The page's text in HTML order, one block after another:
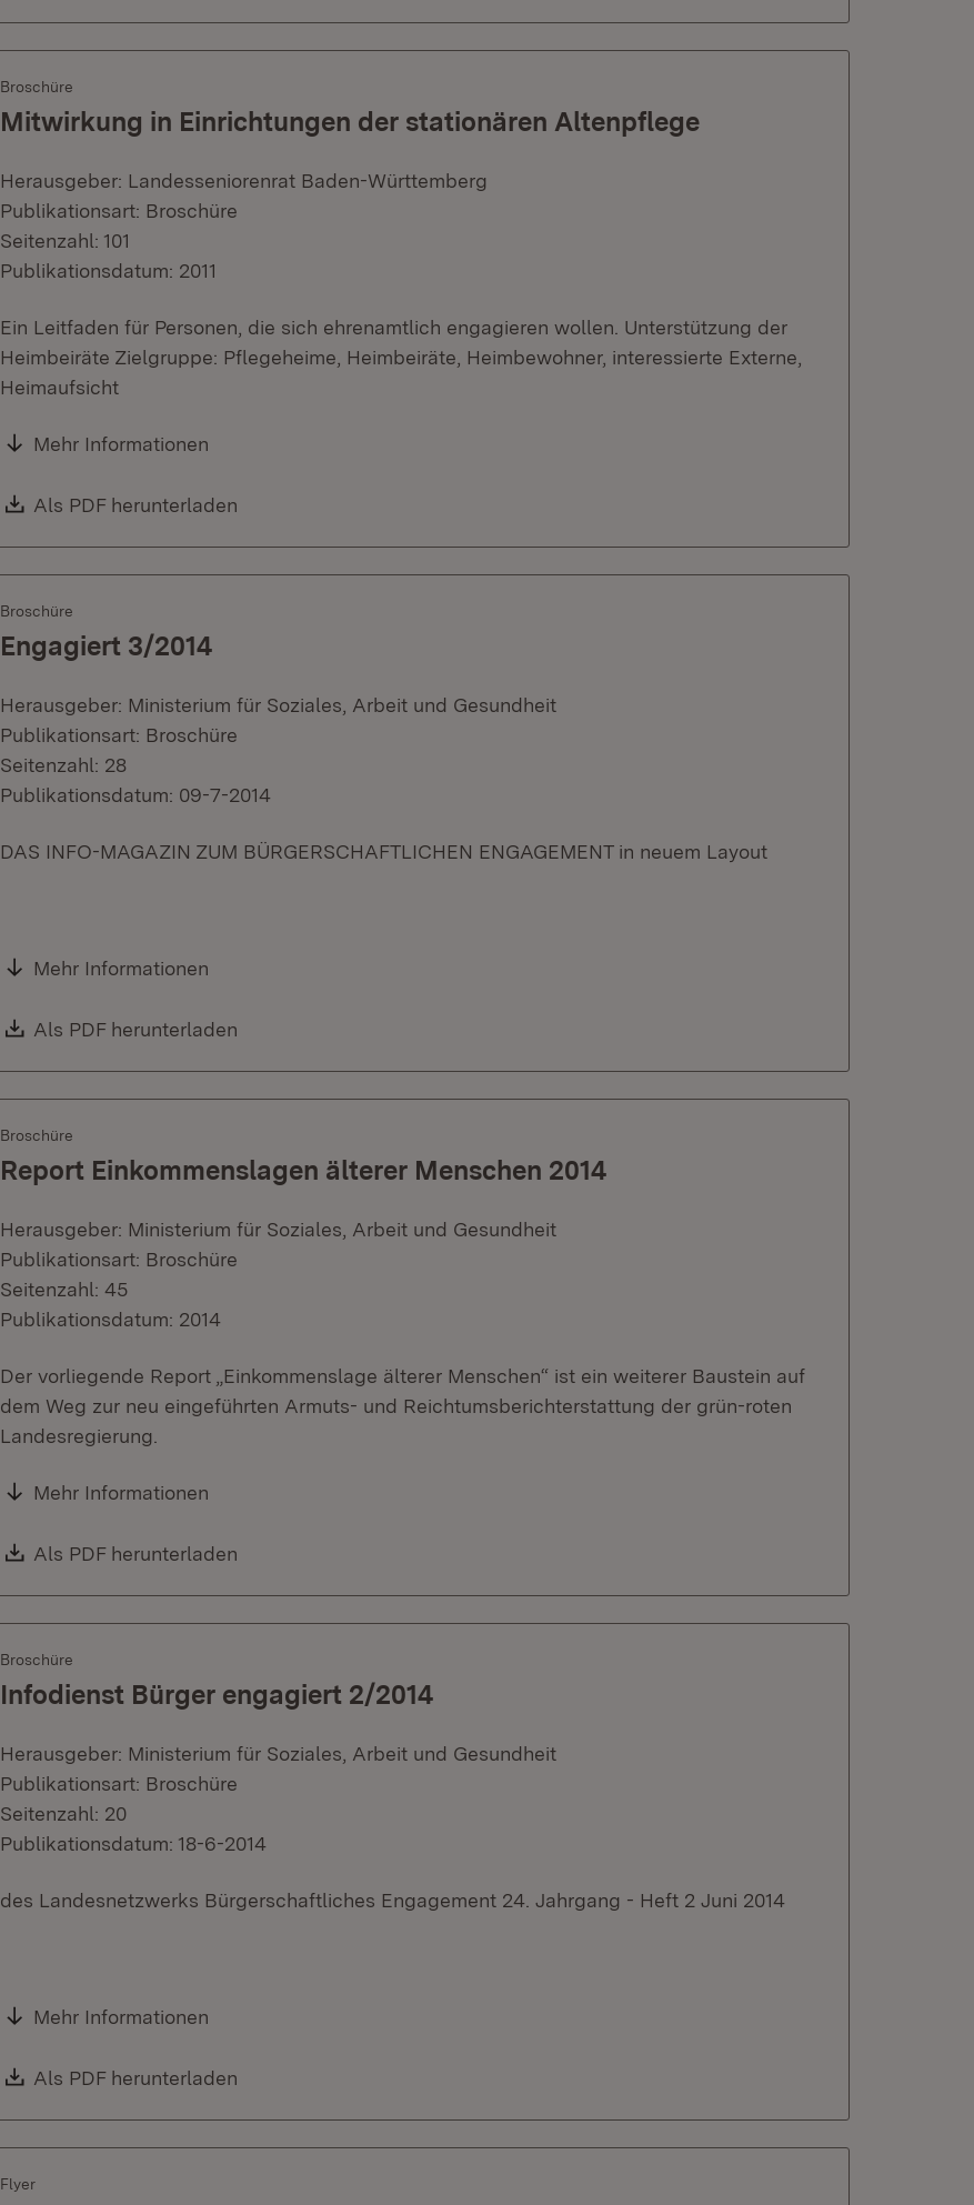
Broschüre
Mitwirkung in Einrichtungen der stationären Altenpflege
Herausgeber: Landesseniorenrat Baden-Württemberg
Publikationsart: Broschüre
Seitenzahl: 101
Publikationsdatum: 2011
Ein Leitfaden für Personen, die sich ehrenamtlich engagieren wollen. Unterstützung der
Heimbeiräte Zielgruppe: Pflegeheime, Heimbeiräte, Heimbewohner, interessierte Externe,
Heimaufsicht
Mehr Informationen
Download:
Als PDF herunterladen
Broschüre
Engagiert 3/2014
Herausgeber: Ministerium für Soziales, Arbeit und Gesundheit
Publikationsart: Broschüre
Seitenzahl: 28
Publikationsdatum: 09-7-2014
DAS INFO-MAGAZIN ZUM BÜRGERSCHAFTLICHEN ENGAGEMENT in neuem Layout
Mehr Informationen
Download:
Als PDF herunterladen
Broschüre
Report Einkommenslagen älterer Menschen 2014
Herausgeber: Ministerium für Soziales, Arbeit und Gesundheit
Publikationsart: Broschüre
Seitenzahl: 45
Publikationsdatum: 2014
Der vorliegende Report „Einkommenslage älterer Menschen“ ist ein weiterer Baustein auf
dem Weg zur neu eingeführten Armuts- und Reichtumsberichterstattung der grün-roten
Landesregierung.
Mehr Informationen
Download:
Als PDF herunterladen
Broschüre
Infodienst Bürger engagiert 2/2014
Herausgeber: Ministerium für Soziales, Arbeit und Gesundheit
Publikationsart: Broschüre
Seitenzahl: 20
Publikationsdatum: 18-6-2014
des Landesnetzwerks Bürgerschaftliches Engagement 24. Jahrgang - Heft 2 Juni 2014
Mehr Informationen
Download:
Als PDF herunterladen
Flyer